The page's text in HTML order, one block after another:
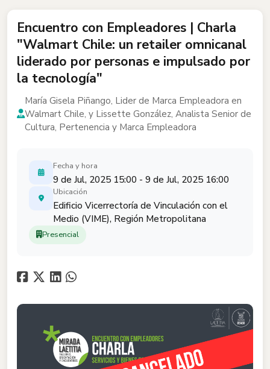
Encuentro con Empleadores | Charla
"Walmart Chile: un retailer omnicanal
liderado por personas e impulsado por
la tecnología"
María Gisela Piñango, Lider de Marca Empleadora en
Walmart Chile, y Lissette González, Analista Senior de
Cultura, Pertenencia y Marca Empleadora
Fecha y hora
9 de Jul, 2025 15:00 - 9 de Jul, 2025 16:00
Ubicación
Edificio Vicerrectoría de Vinculación con el
Medio (VIME), Región Metropolitana
Presencial